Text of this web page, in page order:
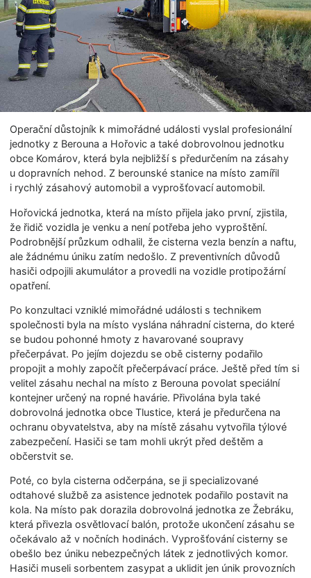
Operační důstojník k mimořádné události vyslal profesionální
jednotky z Berouna a Hořovic a také dobrovolnou jednotku
obce Komárov, která byla nejbližší s předurčením na zásahy
u dopravních nehod. Z berounské stanice na místo zamířil
i rychlý zásahový automobil a vyprošťovací automobil.
Hořovická jednotka, která na místo přijela jako první, zjistila,
že řidič vozidla je venku a není potřeba jeho vyproštění.
Podrobnější průzkum odhalil, že cisterna vezla benzín a naftu,
ale žádnému úniku zatím nedošlo. Z preventivních důvodů
hasiči odpojili akumulátor a provedli na vozidle protipožární
opatření.
Po konzultaci vzniklé mimořádné události s technikem
společnosti byla na místo vyslána náhradní cisterna, do které
se budou pohonné hmoty z havarované soupravy
přečerpávat. Po jejím dojezdu se obě cisterny podařilo
propojit a mohly započít přečerpávací práce. Ještě před tím si
velitel zásahu nechal na místo z Berouna povolat speciální
kontejner určený na ropné havárie. Přivolána byla také
dobrovolná jednotka obce Tlustice, která je předurčena na
ochranu obyvatelstva, aby na místě zásahu vytvořila týlové
zabezpečení. Hasiči se tam mohli ukrýt před deštěm a
občerstvit se.
Poté, co byla cisterna odčerpána, se ji specializované
odtahové službě za asistence jednotek podařilo postavit na
kola. Na místo pak dorazila dobrovolná jednotka ze Žebráku,
která přivezla osvětlovací balón, protože ukončení zásahu se
očekávalo až v nočních hodinách. Vyprošťování cisterny se
obešlo bez úniku nebezpečných látek z jednotlivých komor.
Hasiči museli sorbentem zasypat a uklidit jen únik provozních